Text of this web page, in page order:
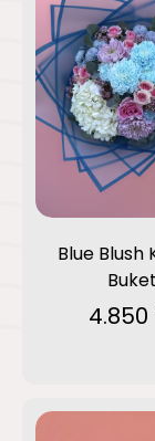
Blue Blush
Buket
4.850